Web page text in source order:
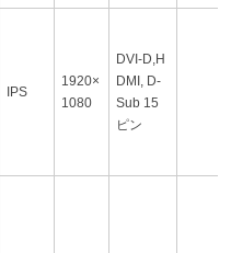
IPS
1920×
1080
DVI-D,H
DMI, D-
Sub 15
ピン